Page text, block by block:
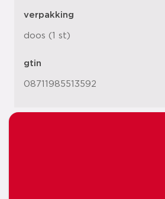
verpakking
doos (1 st)
gtin
08711985513592